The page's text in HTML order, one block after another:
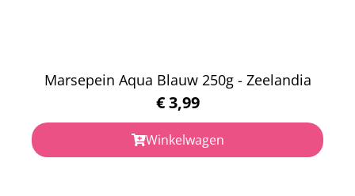
Marsepein Aqua Blauw 250g - Zeelandia
€3,99
Winkelwagen